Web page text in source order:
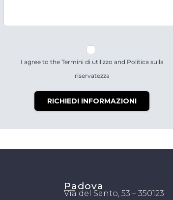
I agree to the Termini di utilizzo and Politica sulla
riservatezza
RICHIEDI INFORMAZIONI
Padova
Via del Santo, 53 – 350123